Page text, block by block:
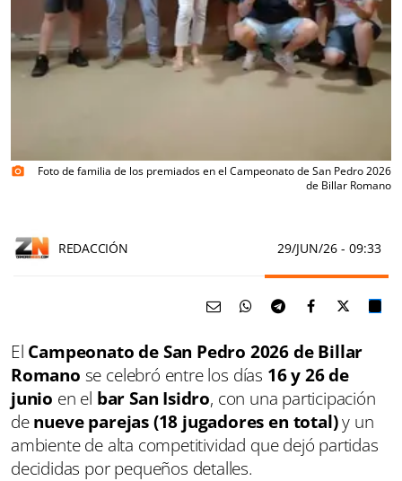
photo_camera
Foto de familia de los premiados en el Campeonato de San Pedro 2026
de Billar Romano
REDACCIÓN 29/JUN/26 - 09:33
El Campeonato de San Pedro 2026 de Billar
Romano se celebró entre los días 16 y 26 de
junio en el bar San Isidro, con una participación
denueve parejas (18 jugadores en total)y un
ambiente de alta competitividad que dejó partidas
decididas por pequeños detalles.